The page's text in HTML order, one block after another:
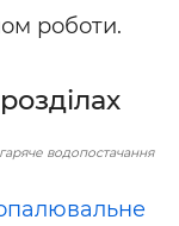
роботи.
водопостачання